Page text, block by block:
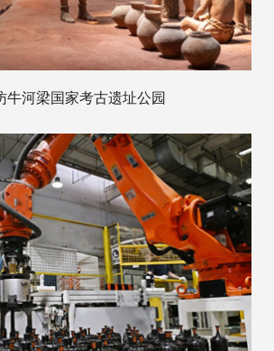
牛河梁国家考古遗址公园